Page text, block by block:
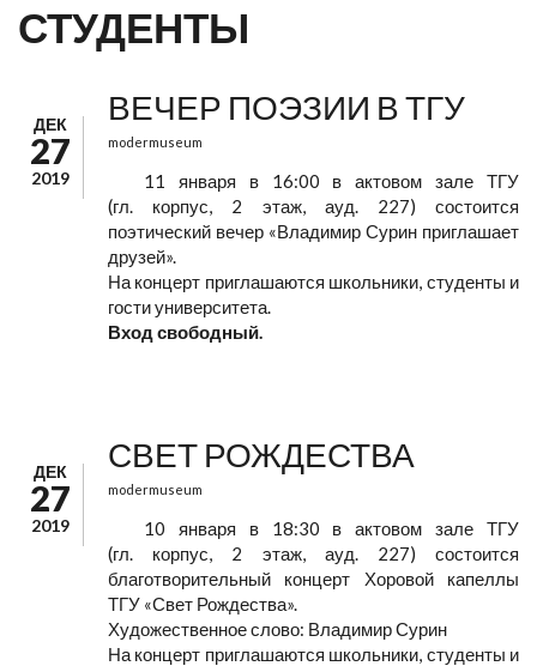
СТУДЕНТЫ
ДЕК
27
2019
ВЕЧЕР ПОЭЗИИ В ТГУ
modermuseum
11 января в 16:00 в актовом зале ТГУ
(гл. корпус, 2 этаж, ауд. 227) состоится
поэтический вечер «Владимир Сурин приглашает
друзей».
На концерт приглашаются школьники, студенты и
гости университета.
Вход свободный.
ДЕК
27
2019
СВЕТ РОЖДЕСТВА
modermuseum
10 января в 18:30 в актовом зале ТГУ
(гл. корпус, 2 этаж, ауд. 227) состоится
благотворительный концерт Хоровой капеллы
ТГУ «Свет Рождества».
Художественное слово: Владимир Сурин
На концерт приглашаются школьники, студенты и